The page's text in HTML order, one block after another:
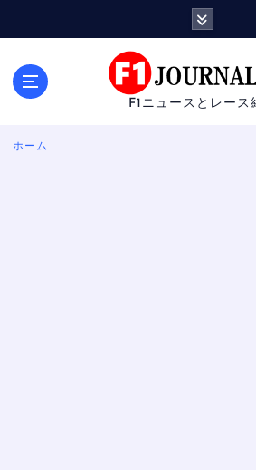
F1ニュースとレース
ホーム